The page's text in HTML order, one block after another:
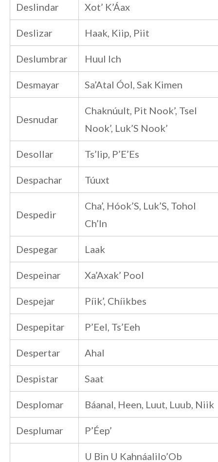
Deslindar Xot’ K’Áax
Deslizar Haak, Kiip, Piit
Deslumbrar Huul Ich
Desmayar Sa’Atal Óol, Sak Kimen
Desnudar
Chaknúult, Pit Nook’, Tsel
Nook’, Luk’S Nook’
Desollar Ts’Iip, P’E’Es
Despachar Túuxt
Despedir
Cha’, Hóok’S, Luk’S, Tohol
Ch’In
Despegar Laak
Despeinar Xa’Axak’ Pool
Despejar Píik’, Chíikbes
Despepitar P’Eel, Ts’Eeh
Despertar Ahal
Despistar Saat
Desplomar Báanal, Heen, Luut, Luub, Niik
Desplumar P’Éep’
U Bin U Kahnáalilo’Ob